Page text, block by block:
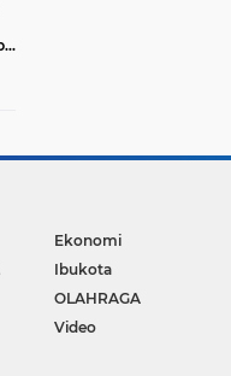
Ekonomi
Ibukota
OLAHRAGA
Video